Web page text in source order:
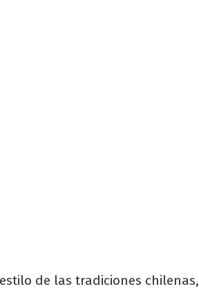
de las tradiciones chilenas,